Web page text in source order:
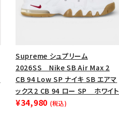
Supreme シュプリーム
2026SS Nike SB Air Max 2
CB 94 Low SP ナイキ SB エアマ
ックス2 CB 94 ロー SP ホワイト
¥34,980 (税込)